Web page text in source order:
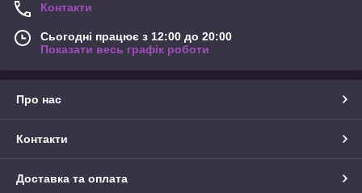
Контакти
Сьогодні працює з 12:00 до 20:00
Показати весь графік роботи
Про нас
Контакти
Доставка та оплата